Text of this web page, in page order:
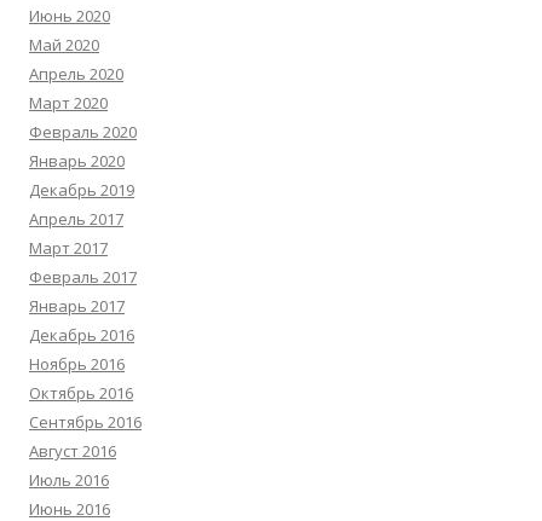
Июнь 2020
Май 2020
Апрель 2020
Март 2020
Февраль 2020
Январь 2020
Декабрь 2019
Апрель 2017
Март 2017
Февраль 2017
Январь 2017
Декабрь 2016
Ноябрь 2016
Октябрь 2016
Сентябрь 2016
Август 2016
Июль 2016
Июнь 2016